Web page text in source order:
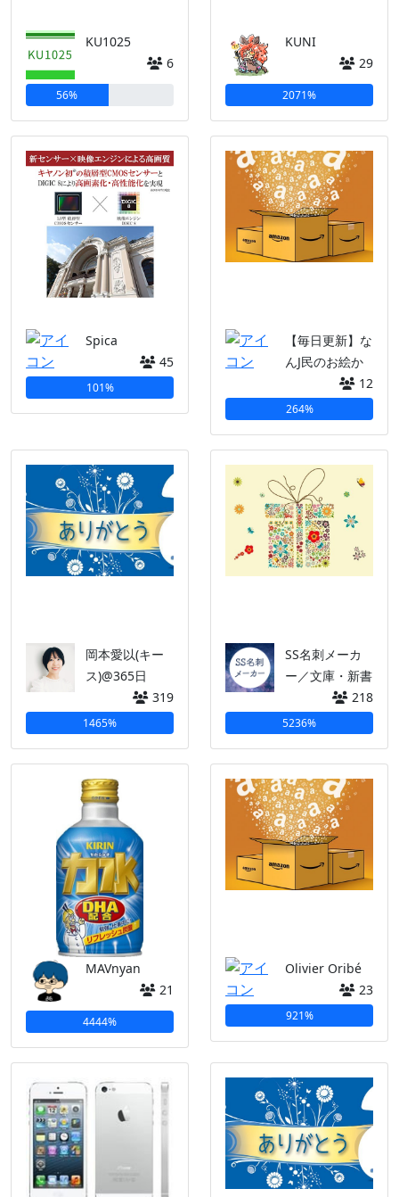
KU1025
6
56%
KUNI
29
2071%
Spica
45
101%
【毎日更新】な
んJ民のお絵か
12
264%
岡本愛以(キー
ス)@365日
319
1465%
SS名刺メーカ
ー／文庫・新書
218
5236%
MAVnyan
21
4444%
Olivier Oribé
23
921%